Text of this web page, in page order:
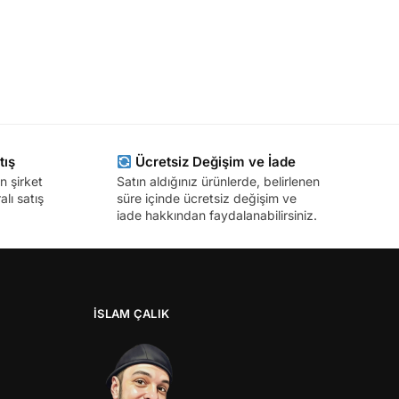
şirket
satış
Ücretsiz Değişim ve İade
Satın aldığınız ürünlerde, belirlenen
süre içinde ücretsiz değişim ve
iade hakkından faydalanabilirsiniz.
İSLAM ÇALIK